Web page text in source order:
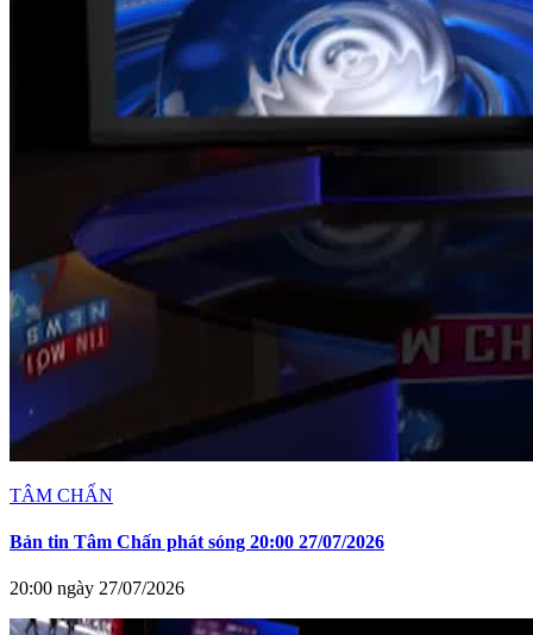
TÂM CHẤN
Bản tin Tâm Chấn phát sóng 20:00 27/07/2026
20:00 ngày 27/07/2026